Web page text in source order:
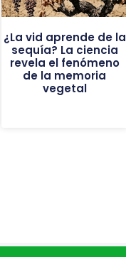
¿La vid aprende de la
sequía? La ciencia
revela el fenómeno
de la memoria
vegetal